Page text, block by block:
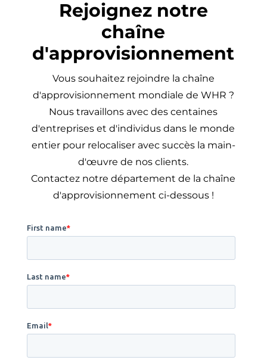
Rejoignez notre
chaîne
d'approvisionnement
Vous souhaitez rejoindre la chaîne
d'approvisionnement mondiale de WHR ?
Nous travaillons avec des centaines
d'entreprises et d'individus dans le monde
entier pour relocaliser avec succès la main-
d'œuvre de nos clients.
Contactez notre département de la chaîne
d'approvisionnement ci-dessous !